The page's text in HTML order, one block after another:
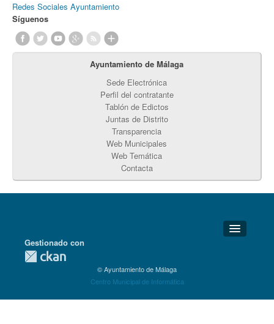
Redes Sociales Ayuntamiento
Síguenos
Ayuntamiento de Málaga
Sede Electrónica
Perfil del contratante
Tablón de Edictos
Juntas de Distrito
Transparencia
Web Municipales
Web Temática
Contacta
Detalles Técnicos
Gestionado con
© Ayuntamiento de Málaga
Centro Municipal de Informática